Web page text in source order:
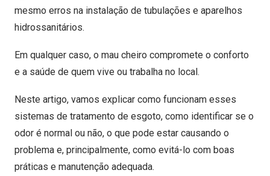
mesmo erros na instalação de tubulações e aparelhos
hidrossanitários.
Em qualquer caso, o mau cheiro compromete o conforto
e a saúde de quem vive ou trabalha no local.
Neste artigo, vamos explicar como funcionam esses
sistemas de tratamento de esgoto, como identificar se o
odor é normal ou não, o que pode estar causando o
problema e, principalmente, como evitá-lo com boas
práticas e manutenção adequada.